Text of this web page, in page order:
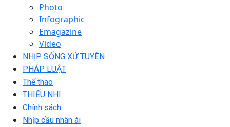
Photo
Infographic
Emagazine
Video
NHỊP SỐNG XỨ TUYÊN
PHÁP LUẬT
Thể thao
THIẾU NHI
Chính sách
Nhịp cầu nhân ái